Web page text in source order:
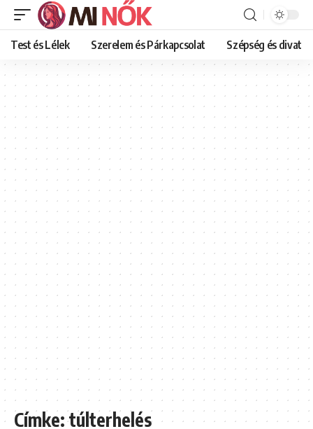
Test és Lélek Szerelem és Párkapcsolat Szépség és divat
Címke:túlterhelés